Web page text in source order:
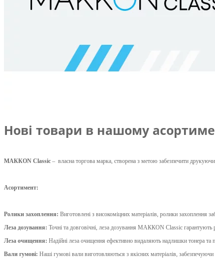
Нові товари в нашому
МАККОN Classic – власна торгова марка, створена з метою забезпечити
Асортимент:
Ролики захоплення: Виготовлені з високоміцних матеріалів, ролики захоплення
Леза дозування: Точні та довговічні, леза дозування МАККОN Classic гарантують
Леза очищення: Надійні леза очищення ефективно видаляють надлишки тонера та
Вали гумові: Наші гумові вали виготовляються з якісних матеріалів,